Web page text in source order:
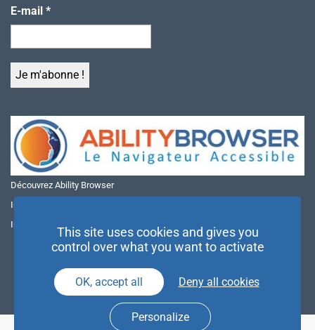
E-mail *
Découvrez Ability Browser
Installer Ability Browser sur Windows
Installer Ability Browser sur Mac
This site uses cookies and gives you
control over what you want to activate
OK, accept all Deny all cookies
Personalize